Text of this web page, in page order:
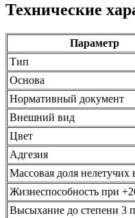
Технические
Параметр
Тип
Основа
Нормативный документ
Внешний вид
Цвет
Адгезия
Массовая доля нелетучих
Жизнеспособность при
Высыхание до степени 3